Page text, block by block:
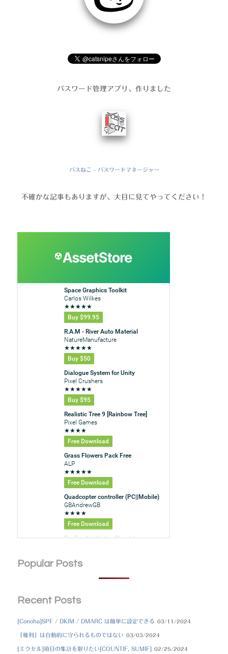
パスワード管理アプリ、作りました
パスねこ - パスワードマネージャー
不確かな記事もありますが、大目に見てやってください！
Popular Posts
Recent Posts
[Conoha]SPF / DKIM / DMARC は簡単に設定できる 03/11/2024
「権利」は自動的に守られるものではない 03/03/2024
[エクセル]項目の集計を取りたい[COUNTIF, SUMIF] 02/25/2024